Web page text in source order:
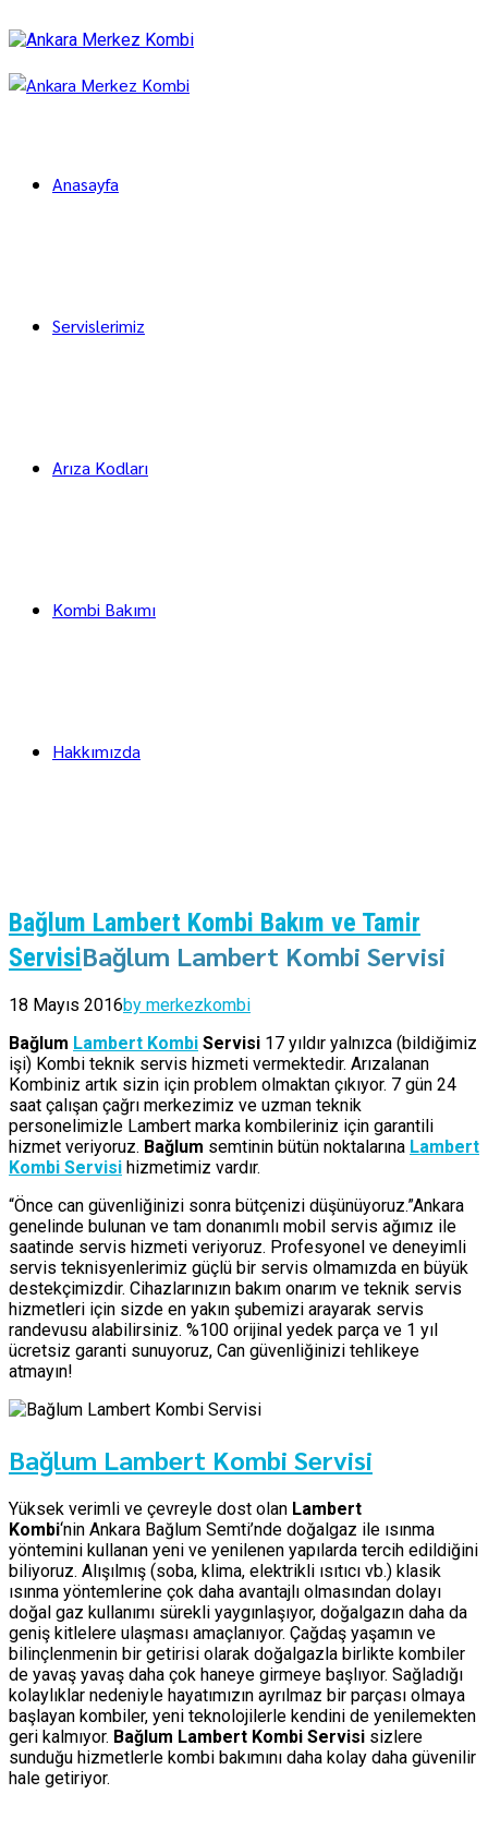
Anasayfa
Servislerimiz
Arıza Kodları
Kombi Bakımı
Hakkımızda
Bağlum Lambert Kombi Bakım ve Tamir
ServisiBağlum Lambert Kombi Servisi
18 Mayıs 2016by merkezkombi
Bağlum Lambert Kombi Servisi 17 yıldır yalnızca (bildiğimiz
işi) Kombi teknik servis hizmeti vermektedir. Arızalanan
Kombiniz artık sizin için problem olmaktan çıkıyor. 7 gün 24
saat çalışan çağrı merkezimiz ve uzman teknik
personelimizle Lambert marka kombileriniz için garantili
hizmet veriyoruz. Bağlum semtinin bütün noktalarına Lambert
Kombi Servisi hizmetimiz vardır.
“Önce can güvenliğinizi sonra bütçenizi düşünüyoruz.”Ankara
genelinde bulunan ve tam donanımlı mobil servis ağımız ile
saatinde servis hizmeti veriyoruz. Profesyonel ve deneyimli
servis teknisyenlerimiz güçlü bir servis olmamızda en büyük
destekçimizdir. Cihazlarınızın bakım onarım ve teknik servis
hizmetleri için sizde en yakın şubemizi arayarak servis
randevusu alabilirsiniz. %100 orijinal yedek parça ve 1 yıl
ücretsiz garanti sunuyoruz, Can güvenliğinizi tehlikeye
atmayın!
Bağlum Lambert Kombi Servisi
Yüksek verimli ve çevreyle dost olan Lambert
Kombi‘nin Ankara Bağlum Semti’nde doğalgaz ile ısınma
yöntemini kullanan yeni ve yenilenen yapılarda tercih edildiğini
biliyoruz. Alışılmış (soba, klima, elektrikli ısıtıcı vb.) klasik
ısınma yöntemlerine çok daha avantajlı olmasından dolayı
doğal gaz kullanımı sürekli yaygınlaşıyor, doğalgazın daha da
geniş kitlelere ulaşması amaçlanıyor. Çağdaş yaşamın ve
bilinçlenmenin bir getirisi olarak doğalgazla birlikte kombiler
de yavaş yavaş daha çok haneye girmeye başlıyor. Sağladığı
kolaylıklar nedeniyle hayatımızın ayrılmaz bir parçası olmaya
başlayan kombiler, yeni teknolojilerle kendini de yenilemekten
geri kalmıyor. Bağlum Lambert Kombi Servisi sizlere
sunduğu hizmetlerle kombi bakımını daha kolay daha güvenilir
hale getiriyor.